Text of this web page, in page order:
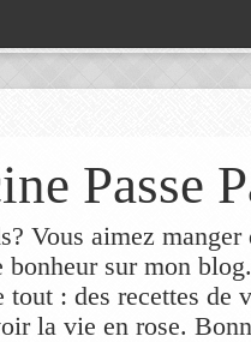
Passe
Vous aimez
sur mon
: des recettes de
la vie en rose.